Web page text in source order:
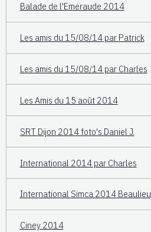
Balade de l'Emeraude 2014
Les amis du 15/08/14 par Patrick
Les amis du 15/08/14 par Charles
Les Amis du 15 août 2014
SRT Dijon 2014 foto's Daniel J.
International 2014 par Charles
International Simca 2014 Beaulieu
Ciney 2014